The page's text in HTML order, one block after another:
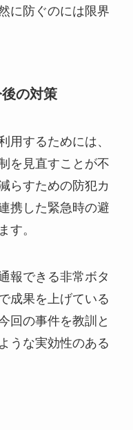
に防ぐのには限界
の対策
用するためには、
を見直すことが不
らすための防犯カ
携した緊急時の避
す。
報できる非常ボタ
成果を上げている
回の事件を教訓と
うな実効性のある